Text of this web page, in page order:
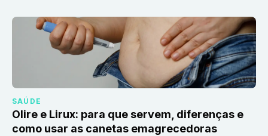
SAÚDE
Olire e Lirux: para que servem, diferenças e
como usar as canetas emagrecedoras